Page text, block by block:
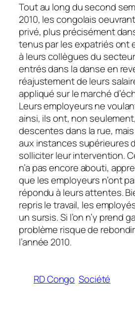
Tout au long du second
2010, les congolais
privé, plus précisément
tenus par les expatriés ont
à leurs collègues du
entrés dans la danse en
réajustement de leurs
appliqué sur le marché
Leurs employeurs ne
ainsi, ils ont, non
descentes dans la rue,
aux instances supérieures
solliciter leur intervention.
n’a pas encore abouti,
que les employeurs n’ont
répondu à leurs attentes.
repris le travail, les
un sursis. Si l’on n’y prend
problème risque de
l’année 2010.
RD Congo Société